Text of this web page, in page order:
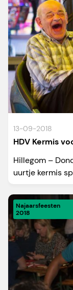
13-09-2018
HDV Kermis
Hillegom –
uurtje kermis
Najaarsfeesten
2018